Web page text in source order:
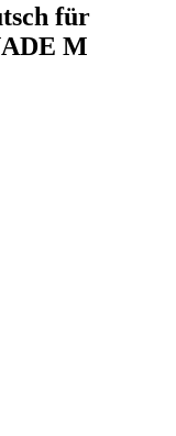
für
M